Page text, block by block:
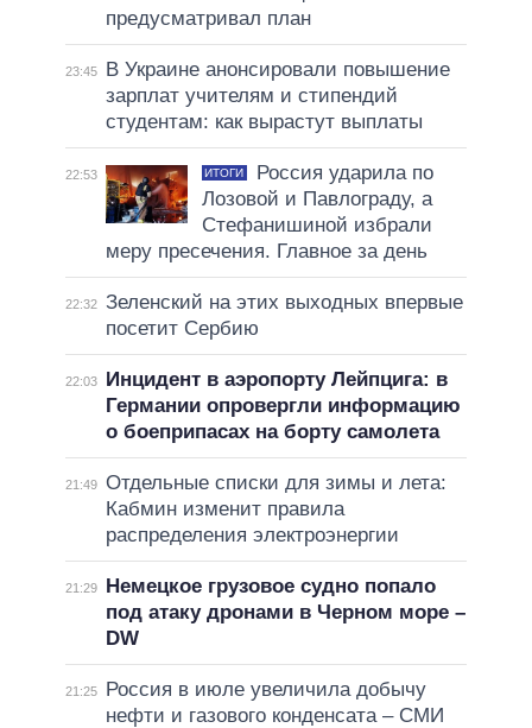
предусматривал план
23:45
В Украине анонсировали повышение
зарплат учителям и стипендий
студентам: как вырастут выплаты
22:53 ИТОГИ
Россия ударила по
Лозовой и Павлограду, а
Стефанишиной избрали
меру пресечения. Главное за день
22:32 Зеленский на этих выходных впервые
посетит Сербию
22:03
Инцидент в аэропорту Лейпцига: в
Германии опровергли информацию
о боеприпасах на борту самолета
21:49 Отдельные списки для зимы и лета:
Кабмин изменит правила
распределения электроэнергии
21:29
Немецкое грузовое судно попало
под атаку дронами в Черном море –
DW
21:25
Россия в июле увеличила добычу
нефти и газового конденсата – СМИ